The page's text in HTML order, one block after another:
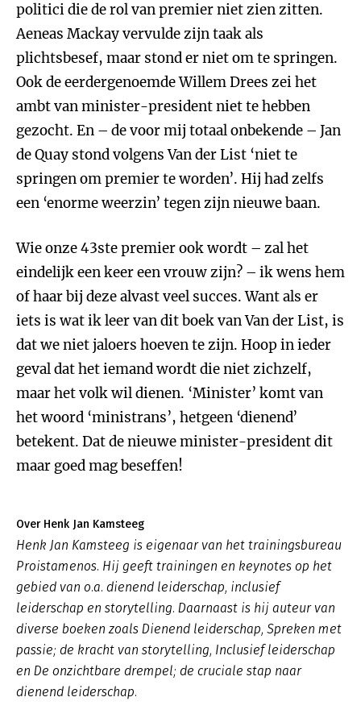
politici die de rol van premier niet zien zitten.
Aeneas Mackay vervulde zijn taak als
plichtsbesef, maar stond er niet om te springen.
Ook de eerdergenoemde Willem Drees zei het
ambt van minister-president niet te hebben
gezocht. En – de voor mij totaal onbekende – Jan
de Quay stond volgens Van der List ‘niet te
springen om premier te worden’. Hij had zelfs
een ‘enorme weerzin’ tegen zijn nieuwe baan.
Wie onze 43ste premier ook wordt – zal het
eindelijk een keer een vrouw zijn? – ik wens hem
of haar bij deze alvast veel succes. Want als er
iets is wat ik leer van dit boek van Van der List, is
dat we niet jaloers hoeven te zijn. Hoop in ieder
geval dat het iemand wordt die niet zichzelf,
maar het volk wil dienen. ‘Minister’ komt van
het woord ‘ministrans’, hetgeen ‘dienend’
betekent. Dat de nieuwe minister-president dit
maar goed mag beseffen!
Over Henk Jan Kamsteeg
Henk Jan Kamsteeg is eigenaar van het trainingsbureau
Proistamenos. Hij geeft trainingen en keynotes op het
gebied van o.a. dienend leiderschap, inclusief
leiderschap en storytelling. Daarnaast is hij auteur van
diverse boeken zoals Dienend leiderschap, Spreken met
passie; de kracht van storytelling, Inclusief leiderschap
en De onzichtbare drempel; de cruciale stap naar
dienend leiderschap.